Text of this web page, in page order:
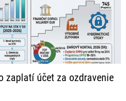
zaplatí účet za ozdravenie